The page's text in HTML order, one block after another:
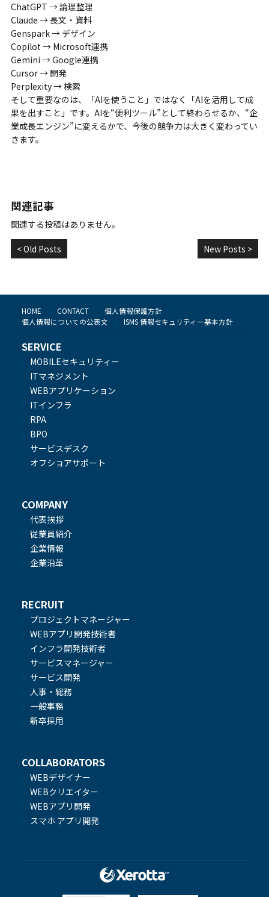
ChatGPT → 論理整理
Claude → 長文・資料
Genspark → デザイン
Copilot → Microsoft連携
Gemini → Google連携
Cursor → 開発
Perplexity → 検索
そして重要なのは、「AIを使うこと」ではなく「AIを活用して成
果を出すこと」です。AIを“便利ツール”として終わらせるか、“企
業成長エンジン”に変えるかで、今後の競争力は大きく変わってい
きます。
関連記事
関連する投稿はありません。
< Old Posts New Posts >
HOME CONTACT
個人情報保護方針
個人情報についての公表文
ISMS 情報セキュリティー基本方針
SERVICE
MOBILEセキュリティー
ITマネジメント
WEBアプリケーション
ITインフラ
RPA
BPO
サービスデスク
オフショアサポート
COMPANY
代表挨拶
従業員紹介
企業情報
企業沿革
RECRUIT
プロジェクトマネージャー
WEBアプリ開発技術者
インフラ開発技術者
サービスマネージャー
サービス開発
人事・総務
一般事務
新卒採用
COLLABORATORS
WEBデザイナー
WEBクリエイター
WEBアプリ開発
スマホ アプリ開発